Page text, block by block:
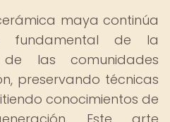
maya continúa
fundamental de la
las comunidades
preservando técnicas
conocimientos de